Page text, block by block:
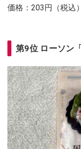
価格：203円（税込）
第9位 ローソン